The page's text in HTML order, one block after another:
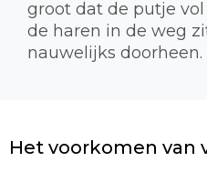
groot dat de putje
de haren in de weg
nauwelijks doorheen.
Het voorkomen van